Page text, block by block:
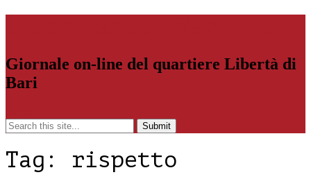
Giornale on-line del quartiere Libertà di
Bari
Tag: rispetto